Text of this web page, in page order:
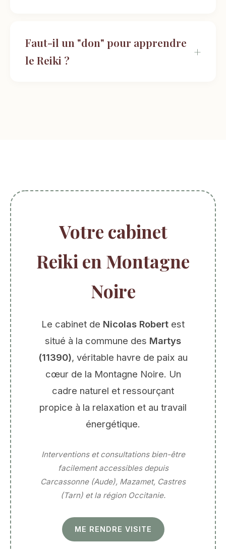
Faut-il un "don" pour apprendre
le Reiki ?
Votre cabinet
Reiki en Montagne
Noire
Le cabinet de Nicolas Robert est
situé à la commune des Martys
(11390), véritable havre de paix au
cœur de la Montagne Noire. Un
cadre naturel et ressourçant
propice à la relaxation et au travail
énergétique.
Interventions et consultations bien-être
facilement accessibles depuis
Carcassonne (Aude), Mazamet, Castres
(Tarn) et la région Occitanie.
ME RENDRE VISITE